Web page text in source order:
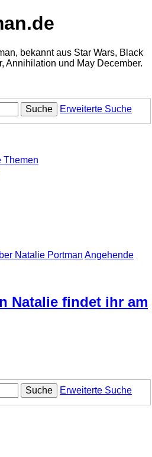
bekannt aus Star Wars, Black
Annihilation und May December.
Suche Erweiterte Suche
Themen
Natalie Portman Angehende
Natalie findet ihr am
Suche
Erweiterte Suche